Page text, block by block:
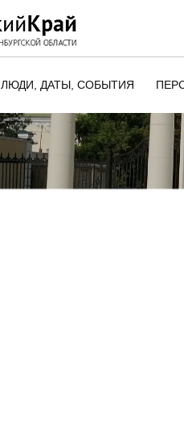
ЛЮДИ, ДАТЫ, CОБЫТИЯ
ЭТОТ ДЕНЬ В ИСТОРИИ
ОРЕНБУРГСКОГО КРАЯ
ПАМЯТНЫЕ ДАТЫ
ОБЛАСТИ